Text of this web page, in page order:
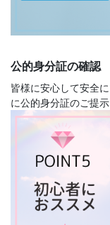
公的身分証の確認
皆様に安心して安全
に公的身分証のご提